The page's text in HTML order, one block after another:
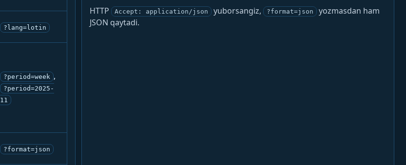
?lang=lotin
?period=week ,
?period=2025-
11
?format=json
HTTP
Accept: application/json yuborsangiz, ?format=json
yozmasdan ham
JSON qaytadi.